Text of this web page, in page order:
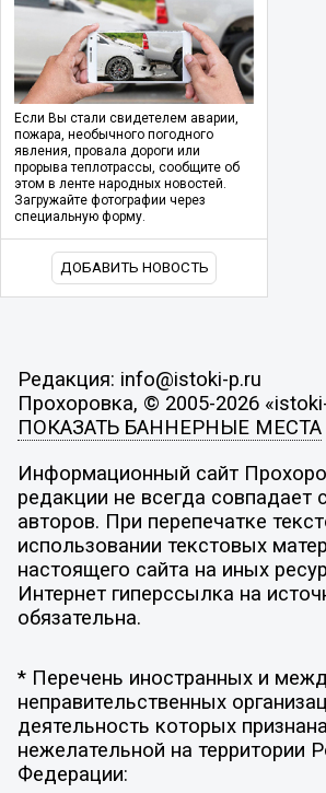
Если Вы стали свидетелем аварии,
пожара, необычного погодного
явления, провала дороги или
прорыва теплотрассы, сообщите об
этом в ленте народных новостей.
Загружайте фотографии через
специальную форму.
ДОБАВИТЬ НОВОСТЬ
Редакция: info@istoki-p.ru
Прохоровка, © 2005-2026
ПОКАЗАТЬ БАННЕРНЫЕ МЕСТА
Информационный сайт
редакции не всегда совпадает
авторов. При перепечатке
использовании текстовых
настоящего сайта на иных
Интернет гиперссылка на
обязательна.
* Перечень иностранных и
неправительственных
деятельность которых признана
нежелательной на территории
Федерации: